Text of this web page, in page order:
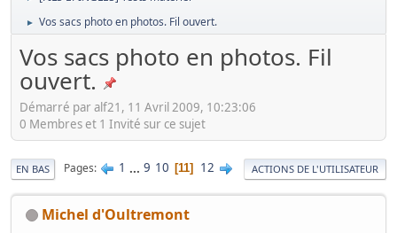
► Vos sacs photo en photos. Fil ouvert.
Vos sacs photo en photos. Fil
ouvert.
Démarré par alf21, 11 Avril 2009, 10:23:06
0 Membres et 1 Invité sur ce sujet
EN BAS Pages 1 ... 9 10 11 12 ACTIONS DE L'UTILISATEUR
Michel d'Oultremont